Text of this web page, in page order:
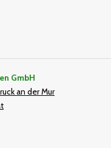
GmbH
an der Mur